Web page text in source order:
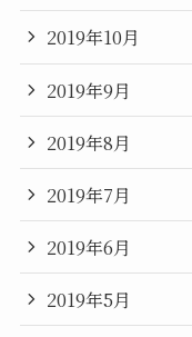
2019年10月
2019年9月
2019年8月
2019年7月
2019年6月
2019年5月